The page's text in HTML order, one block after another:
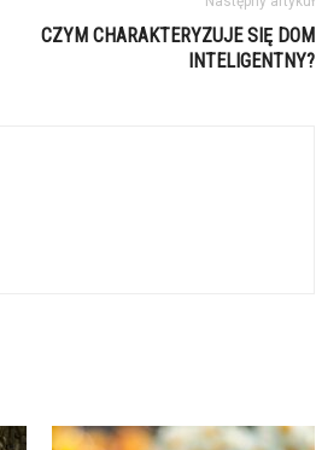
CZYM CHARAKTERYZUJE SIĘ DOM
INTELIGENTNY?